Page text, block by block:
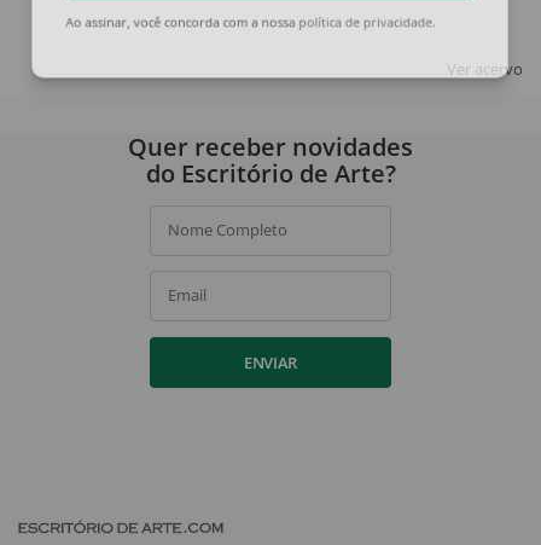
Ver acervo
Quer receber novidades
do Escritório de Arte?
Nome Completo
Email
ENVIAR